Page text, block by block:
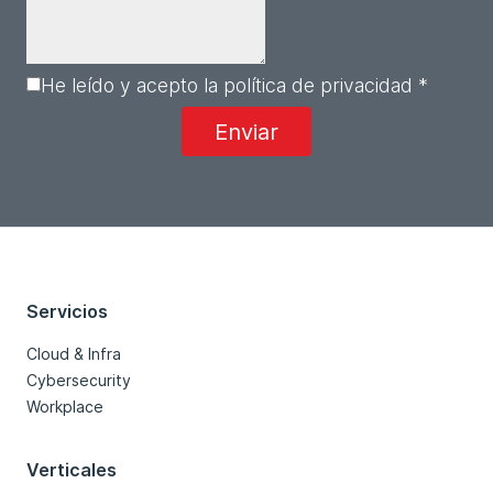
He leído y acepto la política de privacidad *
Servicios
Cloud & Infra
Cybersecurity
Workplace
Verticales